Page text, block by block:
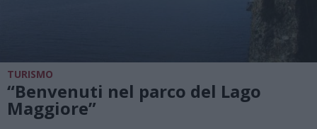
TURISMO
“Benvenuti nel parco del Lago
Maggiore”